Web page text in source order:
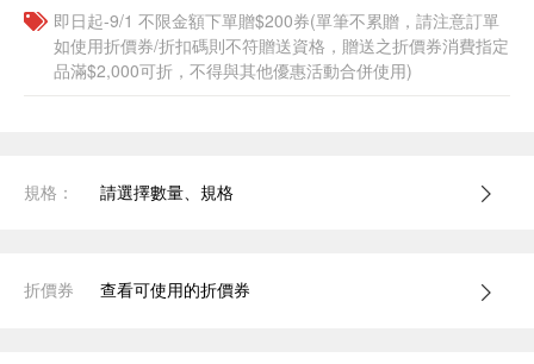
即日起-9/1 不限金額下單贈$200券(單筆不累贈，請注意訂單
如使用折價券/折扣碼則不符贈送資格，贈送之折價券消費指定
品滿$2,000可折，不得與其他優惠活動合併使用)
規格： 請選擇數量、規格
折價券 查看可使用的折價券